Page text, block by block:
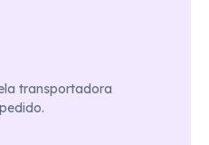
transportadora